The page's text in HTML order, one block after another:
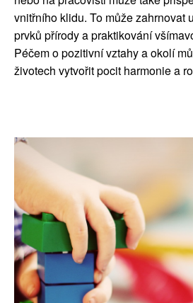
vnitřního klidu. To může zahrnovat
prvků přírody a praktikování
Péčem o pozitivní vztahy a okolí
životech vytvořit pocit harmonie a